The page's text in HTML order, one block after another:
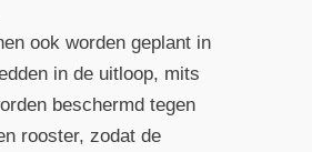
ook worden geplant in
in de uitloop, mits
beschermd tegen
rooster, zodat de